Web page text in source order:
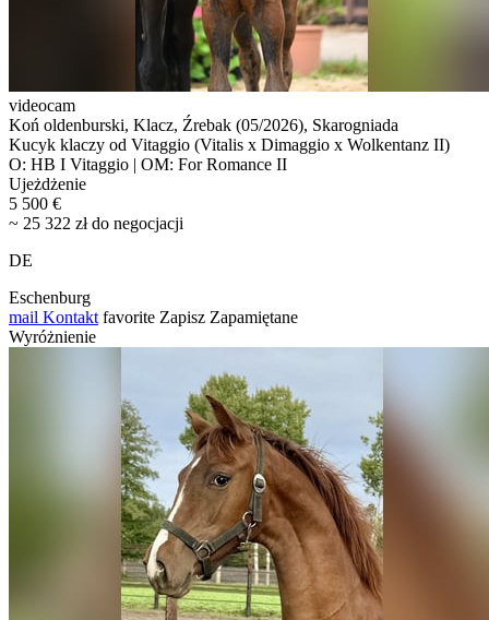
videocam
Koń oldenburski, Klacz, Źrebak (05/2026), Skarogniada
Kucyk klaczy od Vitaggio (Vitalis x Dimaggio x Wolkentanz II)
O: HB I Vitaggio | OM: For Romance II
Ujeżdżenie
5 500 €
~ 25 322 zł do negocjacji
DE
Eschenburg
mail Kontakt favorite Zapisz Zapamiętane
Wyróżnienie